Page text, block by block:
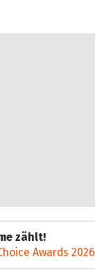
zählt!
Awards 2026